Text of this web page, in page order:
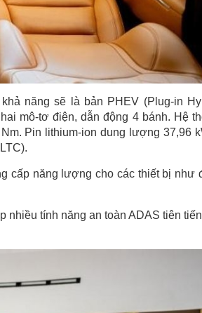
năng sẽ là bản PHEV (Plug-in
mô-tơ điện, dẫn động 4 bánh. Hệ
Pin lithium-ion dung lượng 37,96
cấp năng lượng cho các thiết bị như
nhiều tính năng an toàn ADAS tiên